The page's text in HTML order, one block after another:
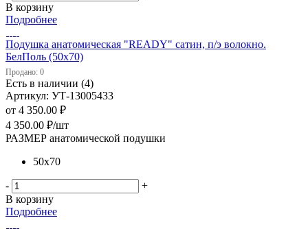
В корзину
Подробнее
Подушка анатомическая "READY" сатин, п/э волокно.
БелПоль (50х70)
Продано: 0
Есть в наличии (4)
Артикул: УТ-13005433
от 4 350.00 ₽
4 350.00 ₽/шт
РАЗМЕР анатомической подушки
50х70
-
+
В корзину
Подробнее